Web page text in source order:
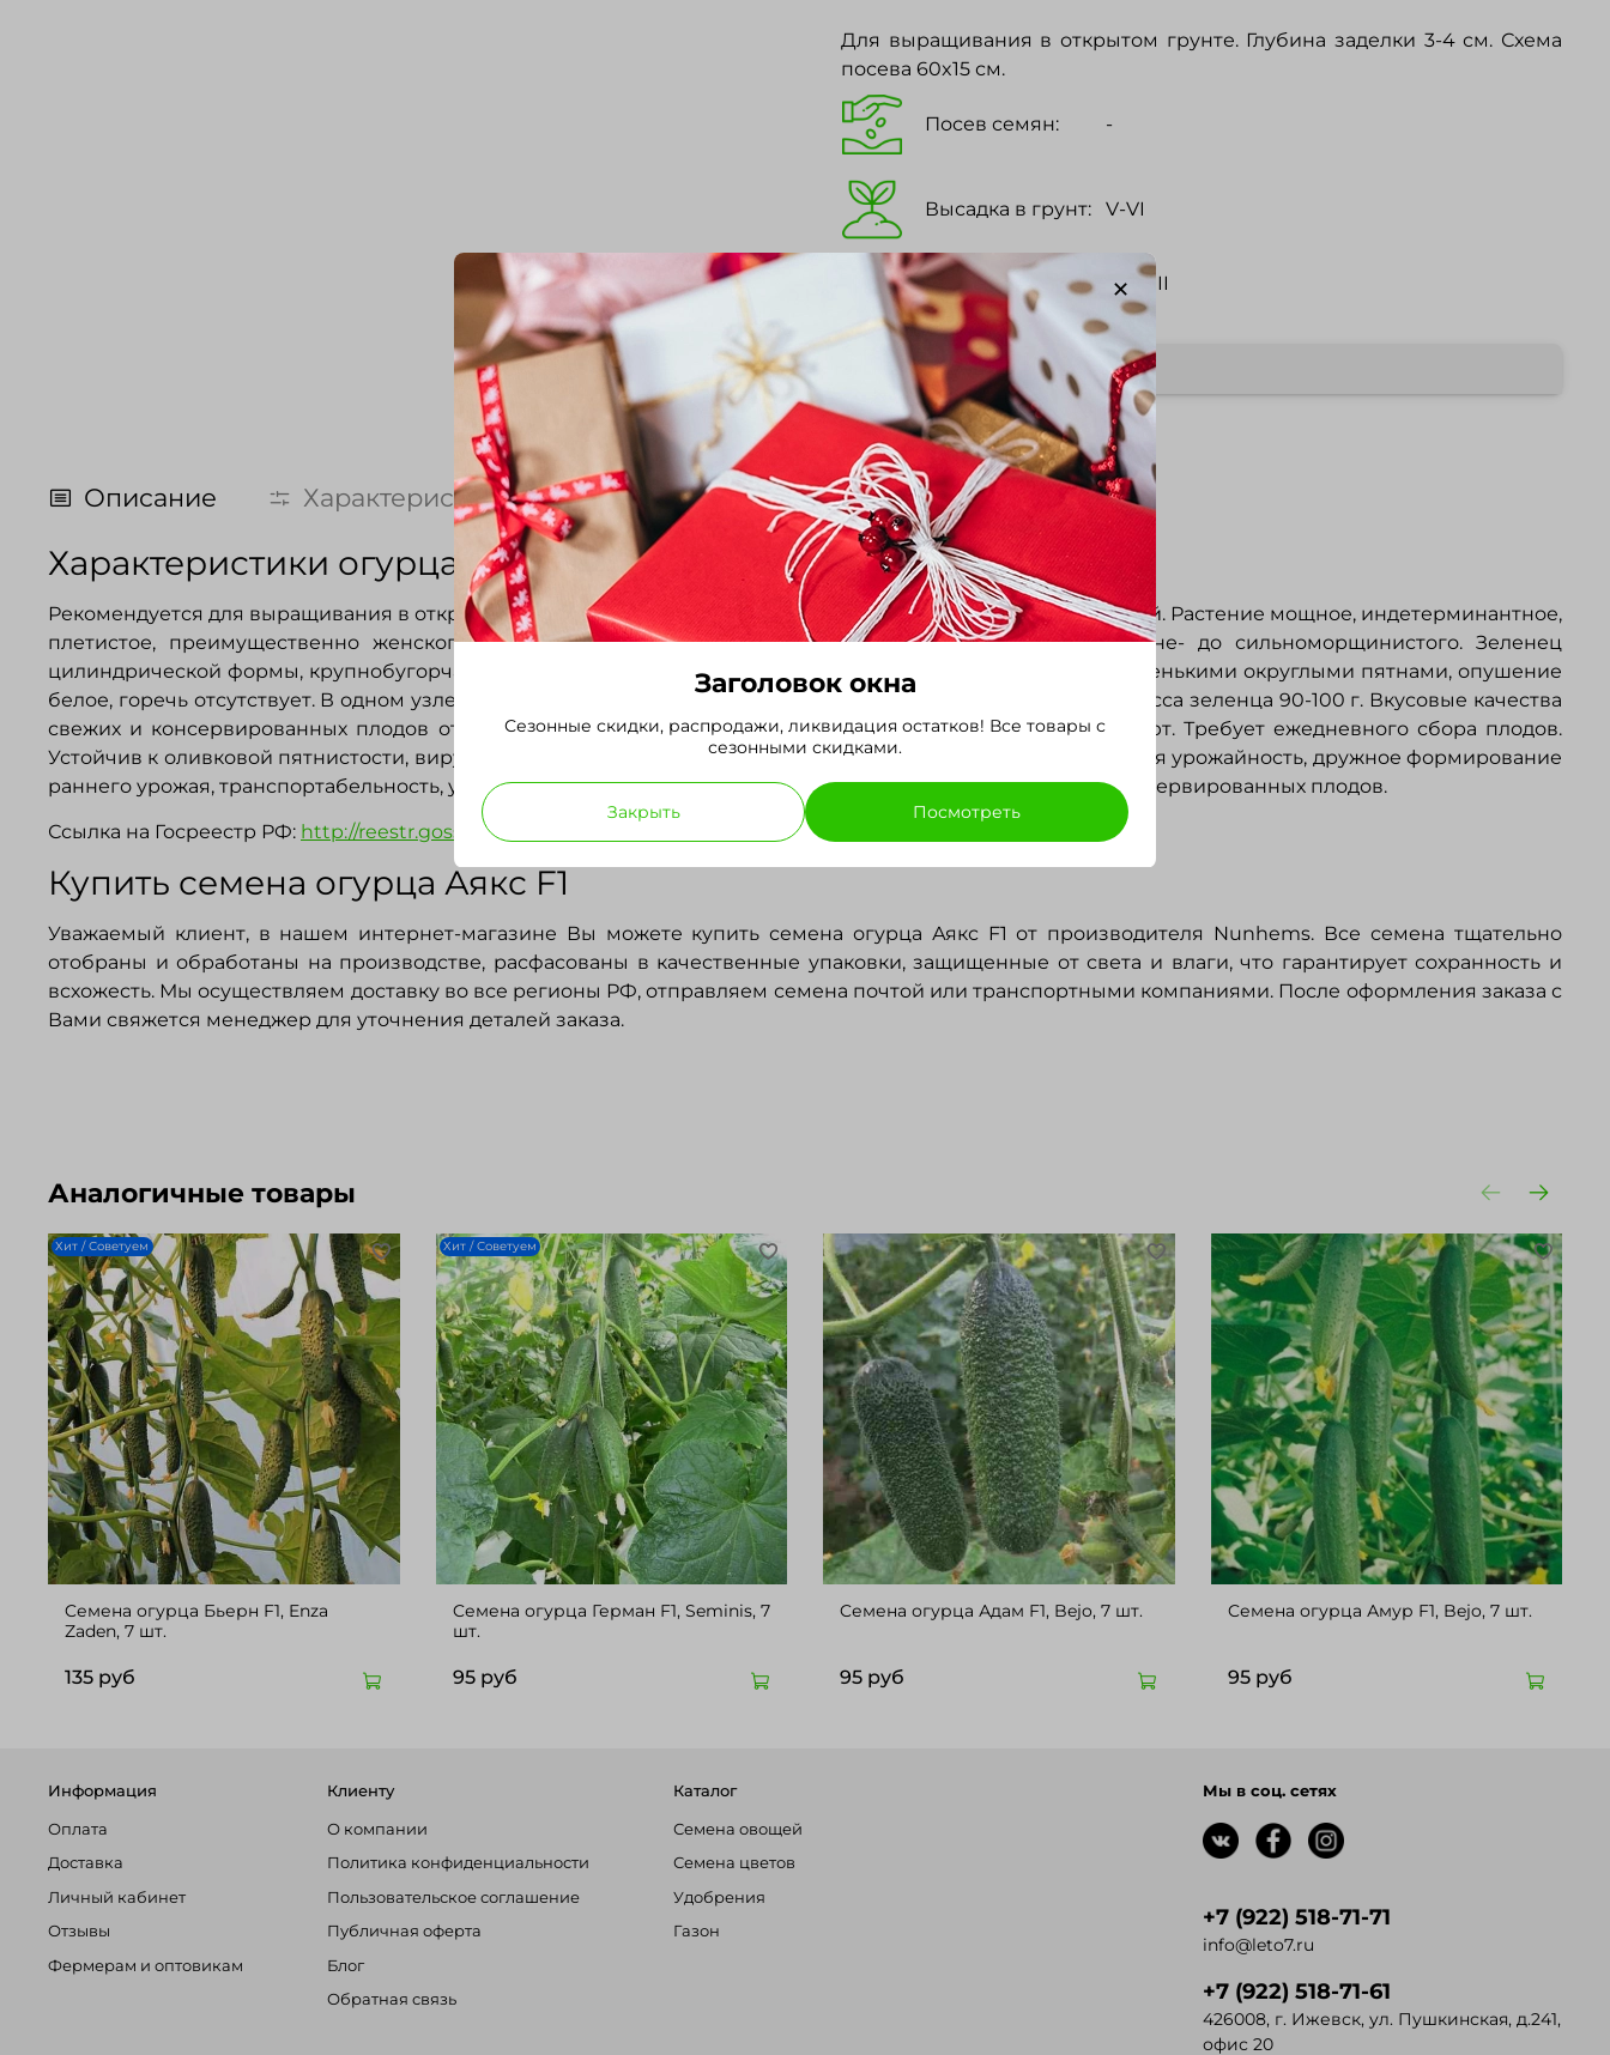
Для выращивания в открытом грунте. Глубина заделки 3-4 см. Схема
посева 60x15 см.
Посев семян: -
Высадка в грунт: V-VI
Уборка урожая: VII-VIII
Выбрать
Описание Характеристики Отзывы
Характеристики огурца Аякс F1 из Госреестра РФ
Рекомендуется для выращивания в открытом грунте. Раннеспелый, пчелоопыляемый, салатный, консервный. Растение мощное, индетерминантное,
плетистое, преимущественно женского типа цветения. Лист среднего размера, темно-зеленый, средне- до сильноморщинистого. Зеленец
цилиндрической формы, крупнобугорчатый (бугорки частые), темно-зеленый со светлыми полосами и маленькими округлыми пятнами, опушение
белое, горечь отсутствует. В одном узле формируется 1-3 плода. Длина зеленца 9-12 см, диаметр - 3-4 см. Масса зеленца 90-100 г. Вкусовые качества
свежих и консервированных плодов отличные. Товарная урожайность 4,9 кг/кв.м. Плоды долго не желтеют. Требует ежедневного сбора плодов.
Устойчив к оливковой пятнистости, вирусу огуречной мозаики и мучнистой росе. Ценность гибрида: высокая урожайность, дружное формирование
раннего урожая, транспортабельность, устойчивость к болезням и высокие вкусовые качества свежих и консервированных плодов.
Ссылка на Госреестр РФ: http://reestr.gossortrf.ru/reestr/sort/9902805.html
Купить семена огурца Аякс F1
Уважаемый клиент, в нашем интернет-магазине Вы можете купить семена огурца Аякс F1 от производителя Nunhems. Все семена тщательно
отобраны и обработаны на производстве, расфасованы в качественные упаковки, защищенные от света и влаги, что гарантирует сохранность и
всхожесть. Мы осуществляем доставку во все регионы РФ, отправляем семена почтой или транспортными компаниями. После оформления заказа с
Вами свяжется менеджер для уточнения деталей заказа.
Аналогичные товары
Хит / Советуем
Cемена огурца Бьерн F1, Enza
Zaden, 7 шт.
135 руб
Хит / Советуем
Cемена огурца Герман F1, Seminis, 7
шт.
95 руб
Cемена огурца Адам F1, Bejo, 7 шт.
95 руб
Cемена огурца Амур F1, Bejo, 7 шт.
95 руб
Информация
Оплата
Доставка
Личный кабинет
Отзывы
Фермерам и оптовикам
Клиенту
О компании
Политика конфиденциальности
Пользовательское соглашение
Публичная оферта
Блог
Обратная связь
Каталог
Семена овощей
Семена цветов
Удобрения
Газон
Мы в соц. сетях
+7 (922) 518-71-71
info@leto7.ru
+7 (922) 518-71-61
426008, г. Ижевск, ул. Пушкинская, д.241,
офис 20
Заголовок окна
Сезонные скидки, распродажи, ликвидация остатков! Все товары с
сезонными скидками.
Закрыть Посмотреть